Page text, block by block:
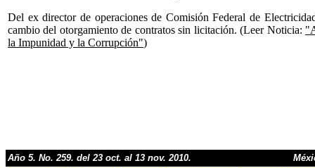
Del ex director de operaciones de Comisión Federal de
cambio del otorgamiento de contratos sin licitación. (Leer Noticia:
la Impunidad y la Corrupción")
Año 5. No. 259. del 23 oct. al 13 nov. 2010.